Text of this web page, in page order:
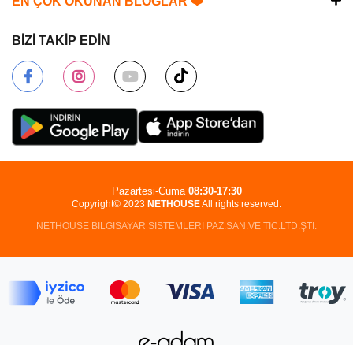
BİZİ TAKİP EDİN
Copyright© 2023 NETHOUSEAll rights reserved.
NETHOUSE BİLGİSAYAR SİSTEMLERİ PAZ.SAN.VE TİC.LTD.ŞTİ.
Pazartesi-Cuma 08:30-17:30